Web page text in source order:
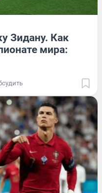
Зидану. Как
мира: